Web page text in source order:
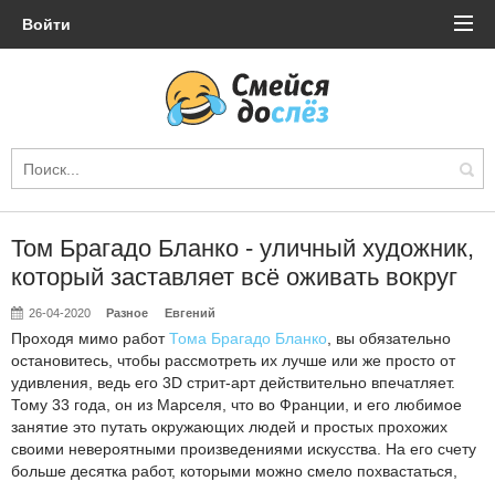
Войти
Том Брагадо Бланко - уличный художник,
который заставляет всё оживать вокруг
26-04-2020 Разное Евгений
Проходя мимо работТома Брагадо Бланко , вы обязательно
остановитесь, чтобы рассмотреть их лучше или же просто от
удивления, ведь его 3D стрит-арт действительно впечатляет.
Тому 33 года, он из Марселя, что во Франции, и его любимое
занятие это путать окружающих людей и простых прохожих
своими невероятными произведениями искусства. На его счету
больше десятка работ, которыми можно смело похвастаться,